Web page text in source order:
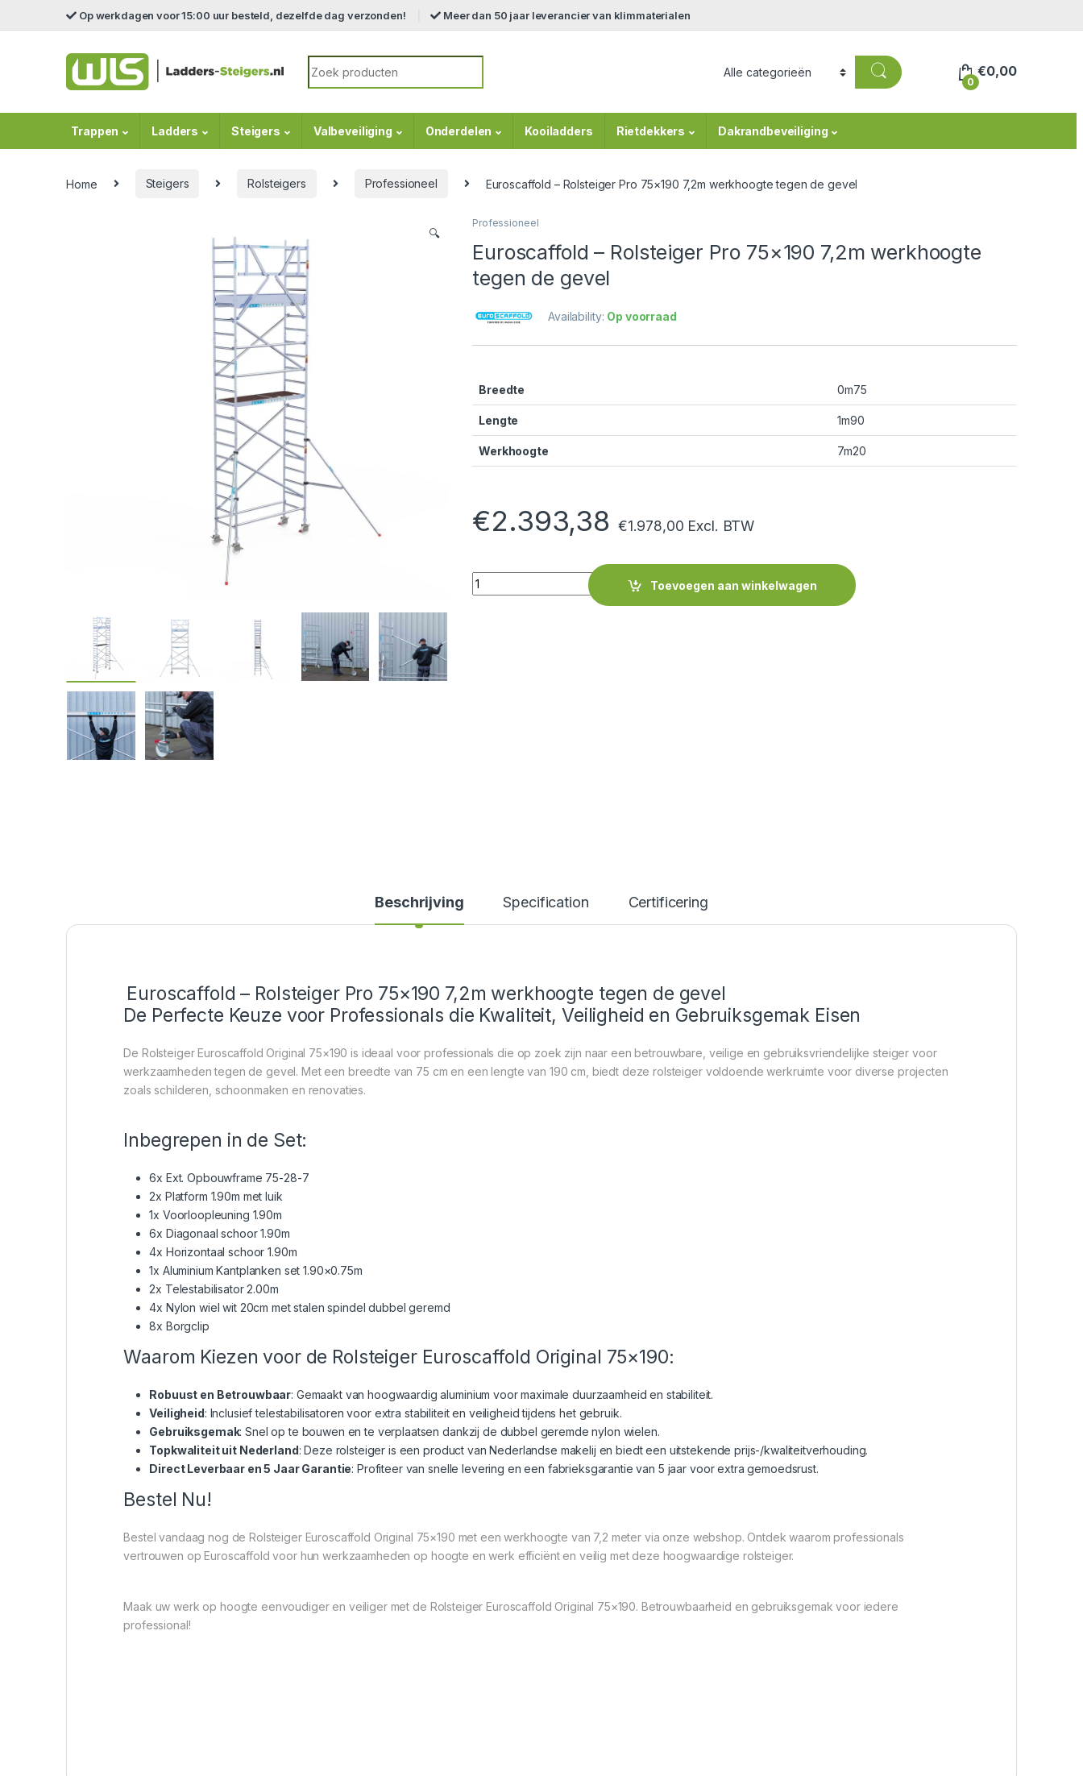
Skip to navigation
Skip to content Op werkdagen voor 15:00 uur besteld, dezelfde dag verzonden! Meer dan 50 jaar leverancier van klimmaterialen
Search for:
0
€0,00
Trappen Ladders Steigers Valbeveiliging Onderdelen Kooiladders Rietdekkers Dakrandbeveiliging
Home Steigers Rolsteigers Professioneel Euroscaffold – Rolsteiger Pro 75×190 7,2m werkhoogte tegen de gevel
🔍
Professioneel
Euroscaffold – Rolsteiger Pro 75×190 7,2m werkhoogte
tegen de gevel
Availability: Op voorraad
Breedte 0m75
Lengte 1m90
Werkhoogte 7m20
€2.393,38 €1.978,00 Excl. BTW
Quantity
Toevoegen aan winkelwagen
Beschrijving Specification Certificering
Euroscaffold – Rolsteiger Pro 75×190 7,2m werkhoogte tegen de gevel
De Perfecte Keuze voor Professionals die Kwaliteit, Veiligheid en Gebruiksgemak Eisen
De Rolsteiger Euroscaffold Original 75×190 is ideaal voor professionals die op zoek zijn naar een betrouwbare, veilige en gebruiksvriendelijke steiger voor
werkzaamheden tegen de gevel. Met een breedte van 75 cm en een lengte van 190 cm, biedt deze rolsteiger voldoende werkruimte voor diverse projecten
zoals schilderen, schoonmaken en renovaties.
Inbegrepen in de Set:
6x Ext. Opbouwframe 75-28-7
2x Platform 1.90m met luik
1x Voorloopleuning 1.90m
6x Diagonaal schoor 1.90m
4x Horizontaal schoor 1.90m
1x Aluminium Kantplanken set 1.90×0.75m
2x Telestabilisator 2.00m
4x Nylon wiel wit 20cm met stalen spindel dubbel geremd
8x Borgclip
Waarom Kiezen voor de Rolsteiger Euroscaffold Original 75×190:
Robuust en Betrouwbaar: Gemaakt van hoogwaardig aluminium voor maximale duurzaamheid en stabiliteit.
Veiligheid: Inclusief telestabilisatoren voor extra stabiliteit en veiligheid tijdens het gebruik.
Gebruiksgemak: Snel op te bouwen en te verplaatsen dankzij de dubbel geremde nylon wielen.
Topkwaliteit uit Nederland: Deze rolsteiger is een product van Nederlandse makelij en biedt een uitstekende prijs-/kwaliteitverhouding.
Direct Leverbaar en 5 Jaar Garantie: Profiteer van snelle levering en een fabrieksgarantie van 5 jaar voor extra gemoedsrust.
Bestel Nu!
Bestel vandaag nog de Rolsteiger Euroscaffold Original 75×190 met een werkhoogte van 7,2 meter via onze webshop. Ontdek waarom professionals
vertrouwen op Euroscaffold voor hun werkzaamheden op hoogte en werk efficiënt en veilig met deze hoogwaardige rolsteiger.
Maak uw werk op hoogte eenvoudiger en veiliger met de Rolsteiger Euroscaffold Original 75×190. Betrouwbaarheid en gebruiksgemak voor iedere
professional!